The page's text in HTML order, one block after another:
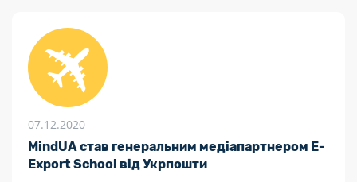
07.12.2020
MindUA став генеральним медіапартнером E-
Export School від Укрпошти